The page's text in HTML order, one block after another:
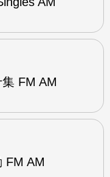
FM AM
FM AM